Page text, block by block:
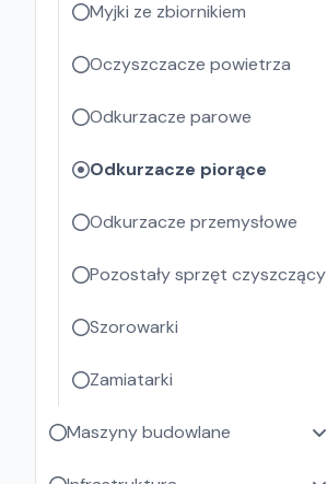
Myjki ze zbiornikiem
Oczyszczacze powietrza
Odkurzacze parowe
Odkurzacze piorące
Odkurzacze przemysłowe
Pozostały sprzęt czyszczący
Szorowarki
Zamiatarki
Maszyny budowlane